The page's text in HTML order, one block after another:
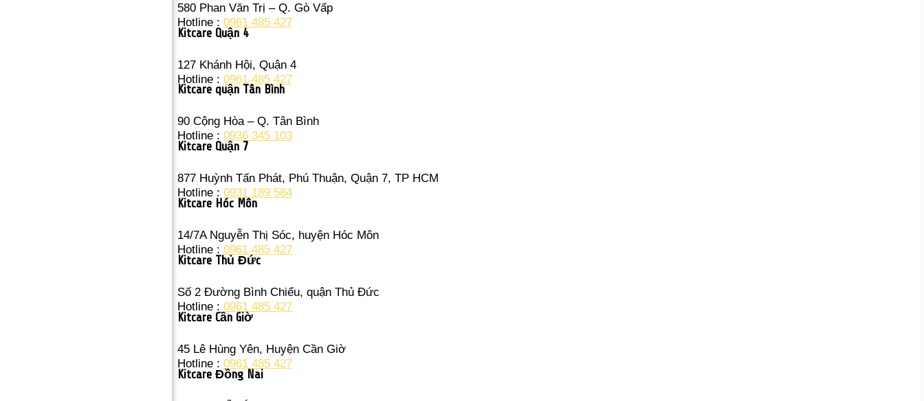
580 Phan Văn Trị – Q. Gò Vấp
Hotline : 0961 485 427
Kitcare Quận 4
127 Khánh Hội, Quận 4
Hotline : 0961 485 427
Kitcare quận Tân Bình
90 Cộng Hòa – Q. Tân Bình
Hotline : 0936 345 103
Kitcare Quận 7
877 Huỳnh Tấn Phát, Phú Thuận, Quận 7, TP HCM
Hotline : 0931 189 584
Kitcare Hóc Môn
14/7A Nguyễn Thị Sóc, huyện Hóc Môn
Hotline : 0961 485 427
Kitcare Thủ Đức
Số 2 Đường Bình Chiểu, quận Thủ Đức
Hotline : 0961 485 427
Kitcare Cần Giờ
45 Lê Hùng Yên, Huyện Cần Giờ
Hotline : 0961 485 427
Kitcare Đồng Nai